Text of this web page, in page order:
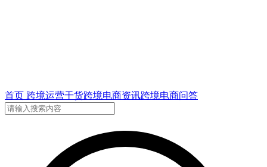
首页 跨境运营干货跨境电商资讯跨境电商问答